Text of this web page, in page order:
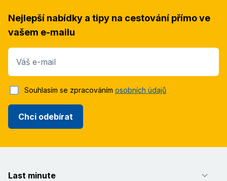
Nejlepší nabídky a tipy na cestování přímo ve
vašem e-mailu
Váš e-mail
Chci odebírat
Souhlasím se zpracováním osobních údajů
Last minute